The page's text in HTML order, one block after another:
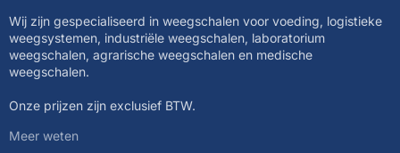
Wij zijn gespecialiseerd in weegschalen voor voeding, logistieke
weegsystemen, industriële weegschalen, laboratorium
weegschalen, agrarische weegschalen en medische
weegschalen.
Onze prijzen zijn exclusief BTW.
Meer weten